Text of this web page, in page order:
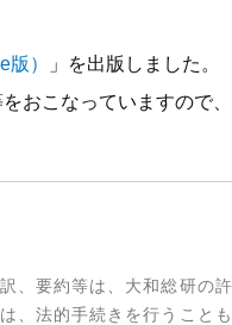
）
」を出版しました。
おこなっていますので
要約等は、大和総研の
、法的手続きを行うこと